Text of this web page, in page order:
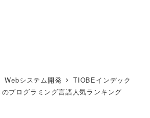
Webシステム開発
TIOBEインデック
プログラミング言語人気ランキング